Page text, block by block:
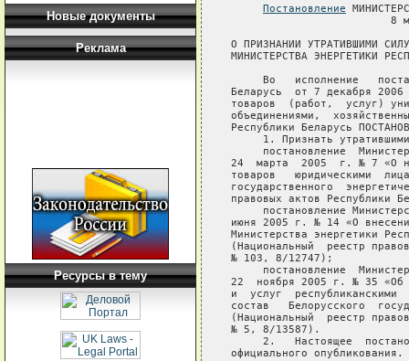
Новые документы
Реклама
Ресурсы в тему
Постановление
8
О ПРИЗНАНИИ УТРАТИВШИМИ
МИНИСТЕРСТВА ЭНЕРГЕТИКИ
Во   исполнение
Беларусь  от 7 декабря
товаров  (работ,  услуг)
объединениями,
Республики Беларусь
1. Признать
постановление
24  марта  2005  г. № 7 «О
товаров   юридическими
государственного
правовых актов
постановление
июня 2005 г. № 14 «О
Министерства энергетики
(Национальный  реестр
№ 103, 8/12747);
постановление
22  ноября 2005 г. № 35 «Об
и  услуг  республиканскими
состав   Белорусского
(Национальный  реестр
№ 5, 8/13587).
2.   Настоящее
официального опубликования.